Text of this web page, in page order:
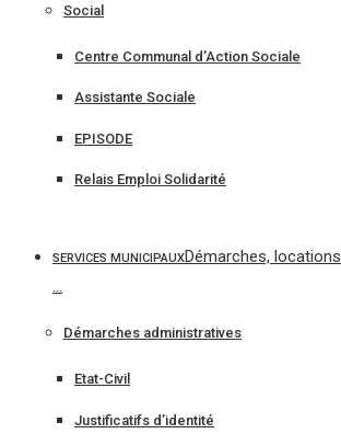
Social
Centre Communal d’Action Sociale
Assistante Sociale
EPISODE
Relais Emploi Solidarité
SERVICES MUNICIPAUXDémarches, locations
…
Démarches administratives
Etat-Civil
Justificatifs d’identité